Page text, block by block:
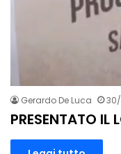
Gerardo De Luca
PRESENTATO